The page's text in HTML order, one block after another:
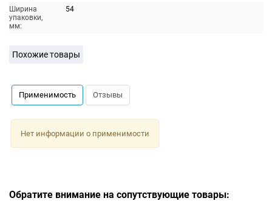
Ширина
упаковки,
мм:
54
Похожие товары
Применимость Отзывы
Нет информации о применимости
Обратите внимание на сопутствующие товары: